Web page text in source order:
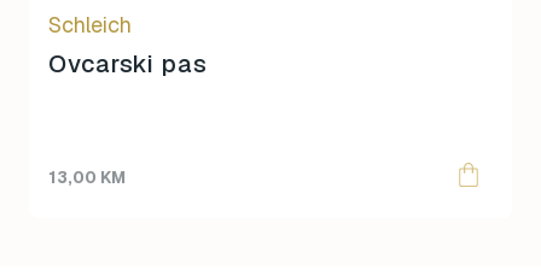
Schleich
Ovcarski pas
13,00 KM